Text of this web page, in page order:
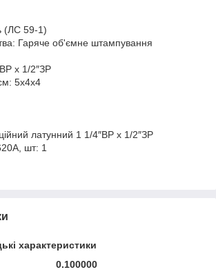
(ЛС 59-1)
Гаряче об'ємне штампування
х 1/2″ЗР
5х4х4
латунний 1 1/4″ВР х 1/2″ЗР
шт: 1
характеристики
0.100000